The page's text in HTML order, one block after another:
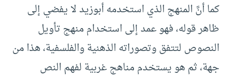
كما أنَّ المنهج الذي استخدمه أبوزيد لا يفضي إلى
ظاهر قوله، فهو عمد إلى استخدام منهج تأويل
النصوص لتتفق وتصوراته الذهنية والفلسفية، هذا من
جهة، ثم هو يستخدم مناهج غربية لفهم النص